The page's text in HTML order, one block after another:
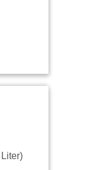
am
soll und
als Einzel zu